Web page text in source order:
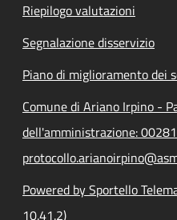
Riepilogo valutazioni
Segnalazione disservizio
Piano di miglioramento dei
Comune di Ariano Irpino -
dell'amministrazione:
Powered by Sportello
10.41.2)